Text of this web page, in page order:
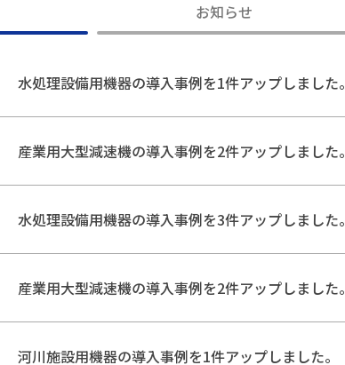
お知らせ
水処理設備用機器の導入事例を1件アップしました。
産業用大型減速機の導入事例を2件アップしました。
水処理設備用機器の導入事例を3件アップしました。
産業用大型減速機の導入事例を2件アップしました。
河川施設用機器の導入事例を1件アップしました。